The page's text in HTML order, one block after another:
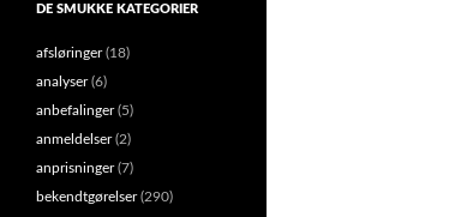
DE SMUKKE KATEGORIER
afsløringer(18)
analyser(6)
anbefalinger(5)
anmeldelser(2)
anprisninger(7)
bekendtgørelser(290)